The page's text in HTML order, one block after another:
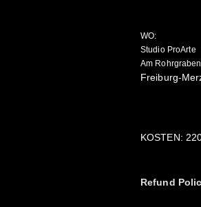
WO:
Studio ProArte
Am
Freiburg-
KOSTEN:
Refund